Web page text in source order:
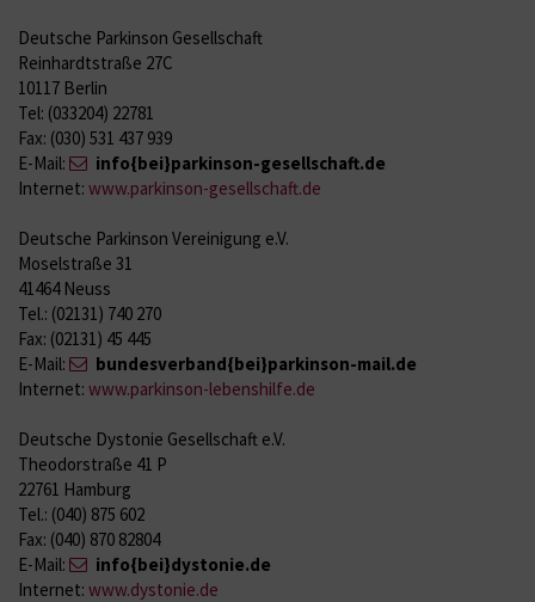
Deutsche Parkinson Gesellschaft
Reinhardtstraße 27C
10117 Berlin
Tel: (033204) 22781
Fax: (030) 531 437 939
E-Mail:
info{bei}parkinson-gesellschaft.de
Internet: www.parkinson-gesellschaft.de
Deutsche Parkinson Vereinigung e.V.
Moselstraße 31
41464 Neuss
Tel.: (02131) 740 270
Fax: (02131) 45 445
E-Mail:
bundesverband{bei}parkinson-mail.de
Internet: www.parkinson-lebenshilfe.de
Deutsche Dystonie Gesellschaft e.V.
Theodorstraße 41 P
22761 Hamburg
Tel.: (040) 875 602
Fax: (040) 870 82804
E-Mail:
info{bei}dystonie.de
Internet: www.dystonie.de